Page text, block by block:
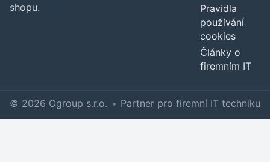
shopu.
Pravidla
používání
cookies
Články o
firemním IT
© 2026 Ogroup s.r.o. • Partner pro firemní IT techniku